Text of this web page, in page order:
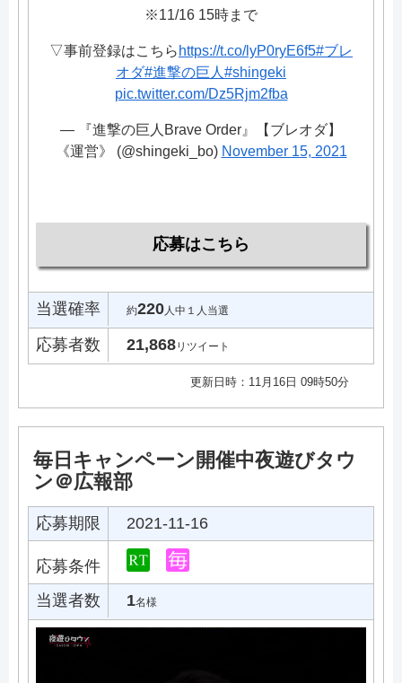
※11/16 15時まで
▽事前登録はこちら https://t.co/lyP0ryE6f5#ブレ
オダ#進撃の巨人 #shingeki
pic.twitter.com/Dz5Rjm2fba
— 『進撃の巨人Brave Order』【ブレオダ】
《運営》 (@shingeki_bo) November 15, 2021
応募はこちら
当選確率 約220人中１人当選
応募者数 21,868リツイート
更新日時：11月16日 09時50分
毎日キャンペーン開催中夜遊びタウ
ン＠広報部
応募期限 2021-11-16
応募条件
当選者数
1名様